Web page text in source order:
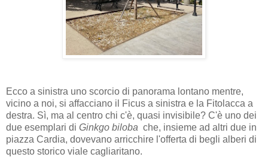
Ecco a sinistra uno scorcio di panorama lontano mentre,
vicino a noi, si affacciano il Ficus a sinistra e la Fitolacca a
destra. Sì, ma al centro chi c'è, quasi invisibile? C'è uno dei
due esemplari di Ginkgo biloba che, insieme ad altri due in
piazza Cardia, dovevano arricchire l'offerta di begli alberi di
questo storico viale cagliaritano.